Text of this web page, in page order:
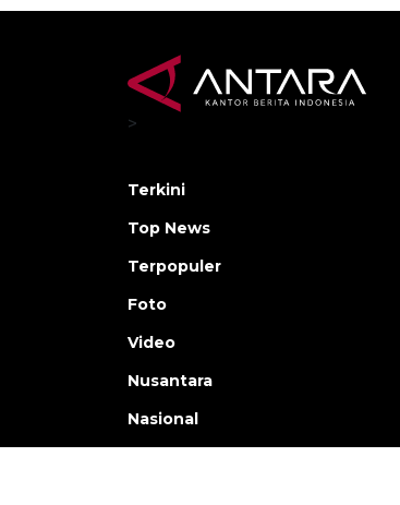
>
Terkini
Top News
Terpopuler
Foto
Video
Nusantara
Nasional